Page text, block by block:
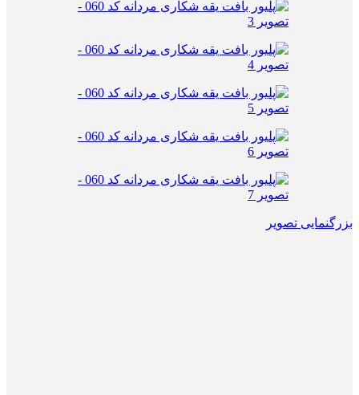
بزرگنمایی تصویر